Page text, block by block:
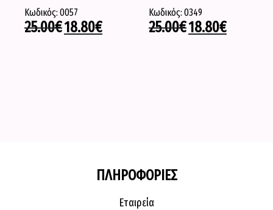
Κωδικός: 0057
25.00€18.80€
Κωδικός: 0349
25.00€18.80€
ΠΛΗΡΟΦΟΡΙΕΣ
Εταιρεία